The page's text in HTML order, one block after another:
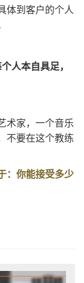
体到客户的个人
人本自具足，
术家，一个音乐
不要在这个教练
：你能接受多少